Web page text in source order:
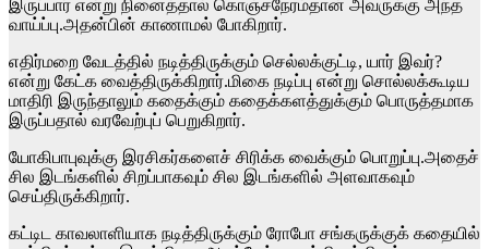
இருப்பார் என்று நினைத்தால் கொஞ்சநேரம்தான் அவருக்கு அந்த
வாய்ப்பு.அதன்பின் காணாமல் போகிறார்.
எதிர்மறை வேடத்தில் நடித்திருக்கும் செல்லக்குட்டி, யார் இவர்?
என்று கேட்க வைத்திருக்கிறார்.மிகை நடிப்பு என்று சொல்லக்கூடிய
மாதிரி இருந்தாலும் கதைக்கும் கதைக்களத்துக்கும் பொருத்தமாக
இருப்பதால் வரவேற்புப் பெறுகிறார்.
யோகிபாபுவுக்கு இரசிகர்களைச் சிரிக்க வைக்கும் பொறுப்பு.அதைச்
சில இடங்களில் சிறப்பாகவும் சில இடங்களில் அளவாகவும்
செய்திருக்கிறார்.
கட்டிட காவலாளியாக நடித்திருக்கும் ரோபோ சங்கருக்குக் கதையில்